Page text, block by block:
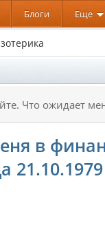
Блоги Еще
Что ожидает
в
21.10.1979